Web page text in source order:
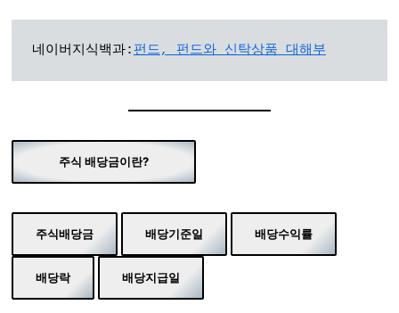
네이버지식백과: 펀드, 펀드와 신탁상품 대해부
주식 배당금이란?
주식배당금 배당기준일 배당수익률
배당락 배당지급일